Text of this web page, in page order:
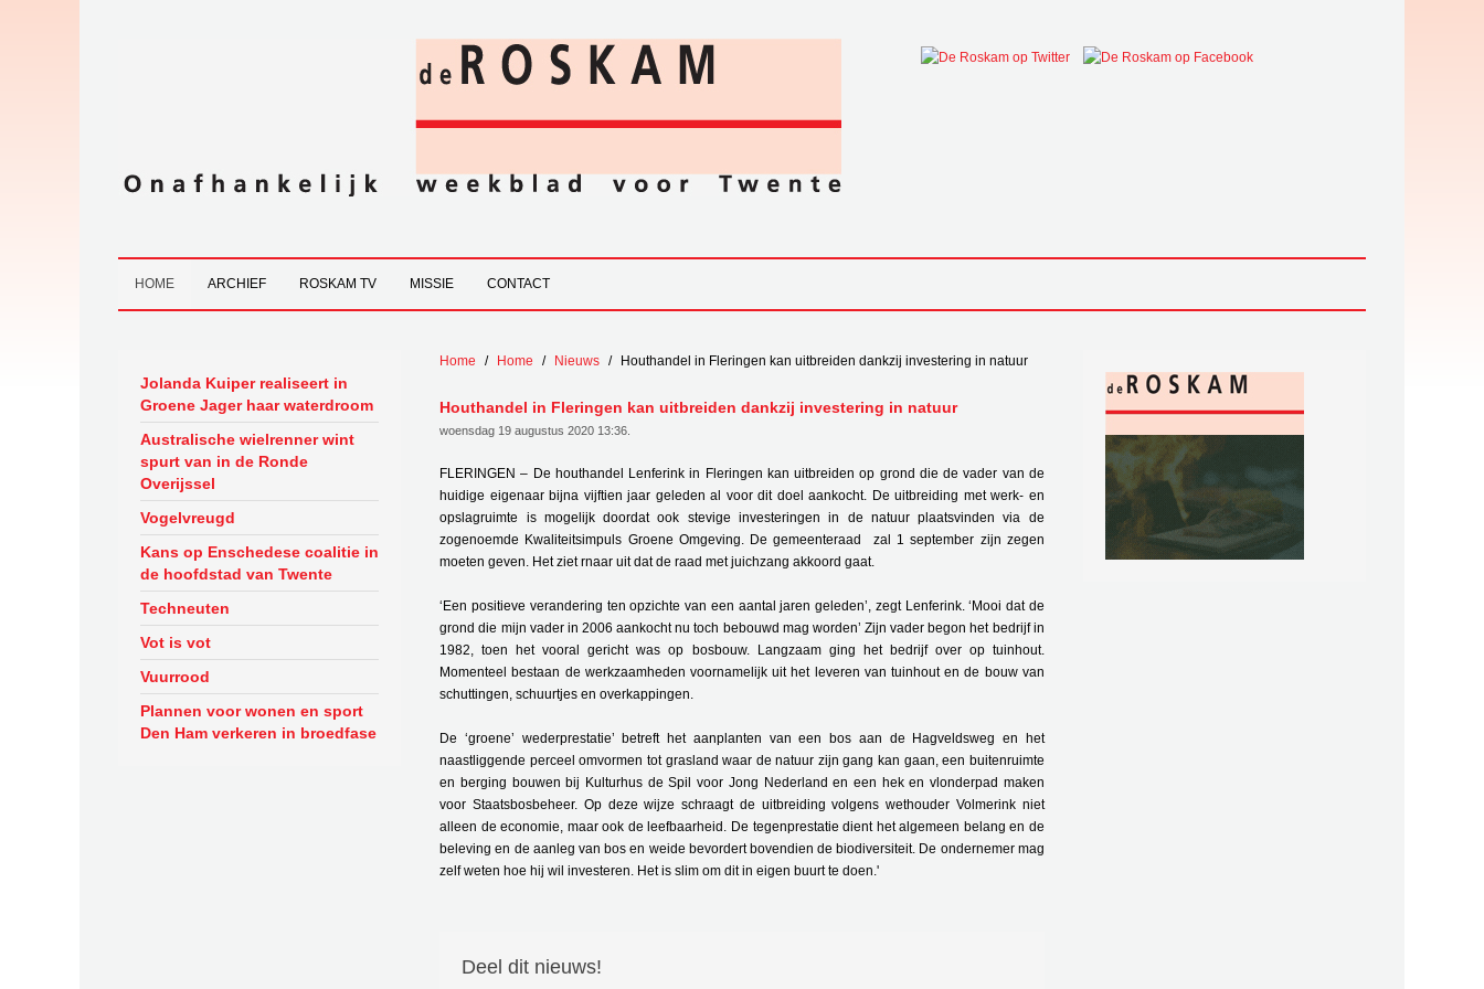
HOME ARCHIEF ROSKAM TV MISSIE CONTACT
Home Home Nieuws Houthandel in Fleringen kan uitbreiden dankzij investering in natuur
Houthandel in Fleringen kan uitbreiden dankzij investering in natuur
woensdag 19 augustus 2020 13:36
FLERINGEN – De houthandel Lenferink in Fleringen kan uitbreiden op grond die de vader van de
huidige eigenaar bijna vijftien jaar geleden al voor dit doel aankocht. De uitbreiding met werk- en
opslagruimte is mogelijk doordat ook stevige investeringen in de natuur plaatsvinden via de
zogenoemde Kwaliteitsimpuls Groene Omgeving. De gemeenteraad zal 1 september zijn zegen
moeten geven. Het ziet rnaar uit dat de raad met juichzang akkoord gaat.
‘Een positieve verandering ten opzichte van een aantal jaren geleden’, zegt Lenferink. ‘Mooi dat de
grond die mijn vader in 2006 aankocht nu toch bebouwd mag worden’ Zijn vader begon het bedrijf in
1982, toen het vooral gericht was op bosbouw. Langzaam ging het bedrijf over op tuinhout.
Momenteel bestaan de werkzaamheden voornamelijk uit het leveren van tuinhout en de bouw van
schuttingen, schuurtjes en overkappingen.
De ‘groene’ wederprestatie’ betreft het aanplanten van een bos aan de Hagveldsweg en het
naastliggende perceel omvormen tot grasland waar de natuur zijn gang kan gaan, een buitenruimte
en berging bouwen bij Kulturhus de Spil voor Jong Nederland en een hek en vlonderpad maken
voor Staatsbosbeheer. Op deze wijze schraagt de uitbreiding volgens wethouder Volmerink niet
alleen de economie, maar ook de leefbaarheid. De tegenprestatie dient het algemeen belang en de
beleving en de aanleg van bos en weide bevordert bovendien de biodiversiteit. De ondernemer mag
zelf weten hoe hij wil investeren. Het is slim om dit in eigen buurt te doen.'
Deel dit nieuws!
Jolanda Kuiper realiseert in
Groene Jager haar waterdroom
Australische wielrenner wint
spurt van in de Ronde
Overijssel
Vogelvreugd
Kans op Enschedese coalitie in
de hoofdstad van Twente
Techneuten
Vot is vot
Vuurrood
Plannen voor wonen en sport
Den Ham verkeren in broedfase